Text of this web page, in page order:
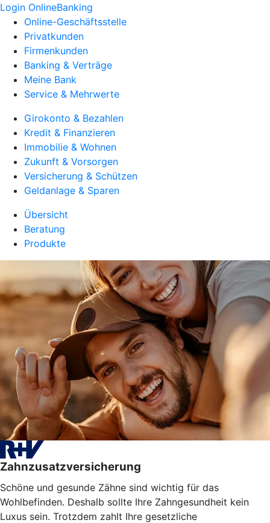
Login OnlineBanking
Online-Geschäftsstelle
Privatkunden
Firmenkunden
Banking & Verträge
Meine Bank
Service & Mehrwerte
Girokonto & Bezahlen
Kredit & Finanzieren
Immobilie & Wohnen
Zukunft & Vorsorgen
Versicherung & Schützen
Geldanlage & Sparen
Übersicht
Beratung
Produkte
Zahnzusatzversicherung
Schöne und gesunde Zähne sind wichtig für das
Wohlbefinden. Deshalb sollte Ihre Zahngesundheit kein
Luxus sein. Trotzdem zahlt Ihre gesetzliche